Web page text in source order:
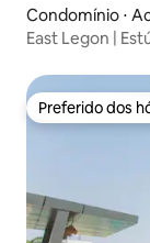
Condomínio ⋅
East Legon |
Preferido dos
Preferido dos